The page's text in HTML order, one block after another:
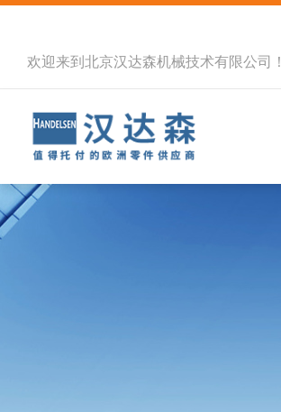
欢迎来到北京汉达森机械技术有限公司！